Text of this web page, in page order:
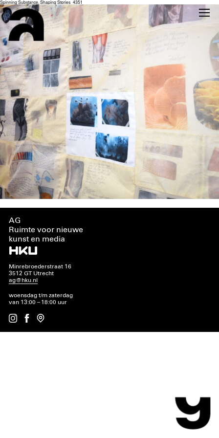
Spinning Substance, Shaping Stories_4351
AG
Ruimte voor nieuwe
kunst en media
Minrebroederstraat 16
3512 GT Utrecht
ag@hku.nl
woensdag t/m zaterdag
van 13:00 – 18:00 uur